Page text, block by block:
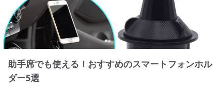
助手席でも使える！おすすめのスマートフォンホル
ダー5選